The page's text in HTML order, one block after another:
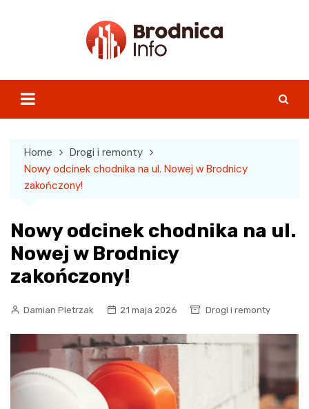
Home
Drogi i remonty
Nowy odcinek chodnika na ul. Nowej w Brodnicy
zakończony!
Nowy odcinek chodnika na ul.
Nowej w Brodnicy
zakończony!
Damian Pietrzak 21 maja 2026 Drogi i remonty